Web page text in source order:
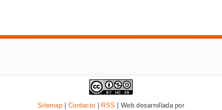
Sitemap | Contacto | RSS | Web desarrollada por